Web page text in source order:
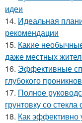
идеи
14. Идеальная
рекомендации
15. Какие
даже местных
16. Эффективные
глубокого
17. Полное
грунтовку со стекла
18. Как эффективно